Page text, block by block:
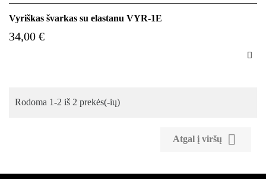
Vyriškas švarkas su elastanu VYR-1E
34,00 €

Rodoma 1-2 iš 2 prekės(-ių)
Atgal į viršų 